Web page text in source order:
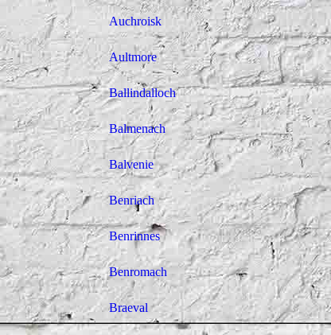
Auchroisk
Aultmore
Ballindalloch
Balmenach
Balvenie
Benriach
Benrinnes
Benromach
Braeval